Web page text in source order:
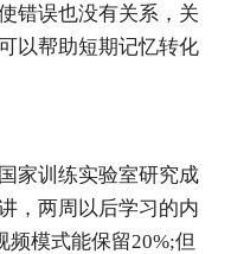
错误也没有关系，关
以帮助短期记忆转化
家训练实验室研究成
，两周以后学习的内
频模式能保留20%;但